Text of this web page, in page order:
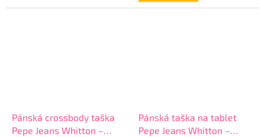
Pánská crossbody taška
Pepe Jeans Whitton –
Pánská taška na tablet
Pepe Jeans Whitton –